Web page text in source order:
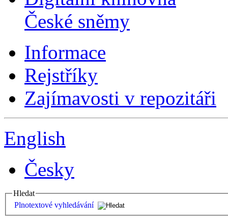
České sněmy
Informace
Rejstříky
Zajímavosti v repozitáři
English
Česky
Hledat
Plnotextové vyhledávání